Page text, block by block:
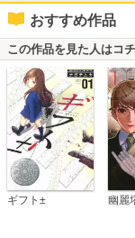
おすすめ作品
この作品を見た人はコ
ギフト± 幽麗